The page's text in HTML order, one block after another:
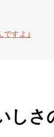
すよ」
しさ